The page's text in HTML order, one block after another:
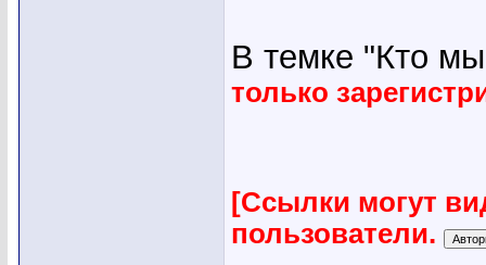
В темке "Кто
только
[Ссылки могут
пользователи.